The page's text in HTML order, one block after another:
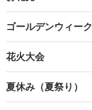
ゴールデンウィーク
花火大会
夏休み（夏祭り）